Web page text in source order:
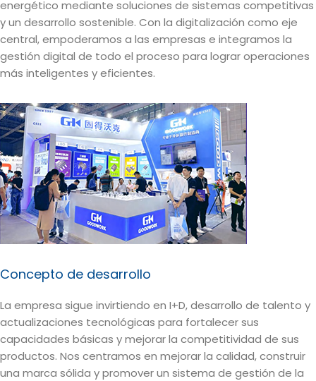
energético mediante soluciones de sistemas competitivas
y un desarrollo sostenible. Con la digitalización como eje
central, empoderamos a las empresas e integramos la
gestión digital de todo el proceso para lograr operaciones
más inteligentes y eficientes.
Concepto de desarrollo
La empresa sigue invirtiendo en I+D, desarrollo de talento y
actualizaciones tecnológicas para fortalecer sus
capacidades básicas y mejorar la competitividad de sus
productos. Nos centramos en mejorar la calidad, construir
una marca sólida y promover un sistema de gestión de la